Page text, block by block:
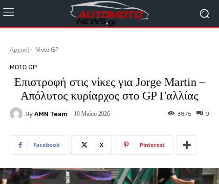
Αρχική Moto GP
MOTO GP
Επιστροφή στις νίκες για Jorge Martin –
Απόλυτος κυρίαρχος στο GP Γαλλίας
By AMN Team 10 Μαΐου 2026 0
3875
Facebook X Pinterest